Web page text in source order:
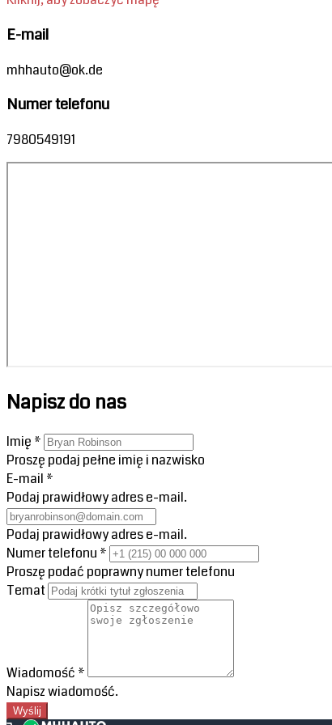
E-mail
mhhauto@ok.de
Numer telefonu
7980549191
Napisz do nas
Imię *
Proszę podaj pełne imię i nazwisko
E-mail *
Podaj prawidłowy adres e-mail.
Podaj prawidłowy adres e-mail.
Numer telefonu *
Proszę podać poprawny numer telefonu
Temat
Wiadomość *
Napisz wiadomość.
Wyślij